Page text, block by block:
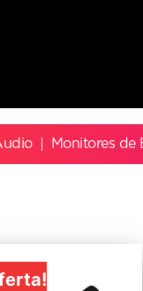
Monitores de